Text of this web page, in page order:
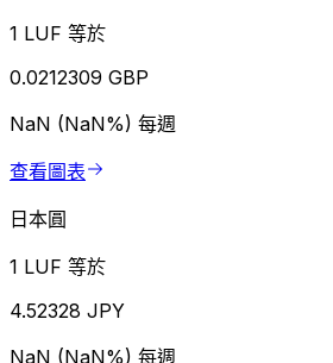
1 LUF 等於
0.0212309 GBP
NaN (NaN%) 每週
查看圖表
日本圓
1 LUF 等於
4.52328 JPY
NaN (NaN%) 每週